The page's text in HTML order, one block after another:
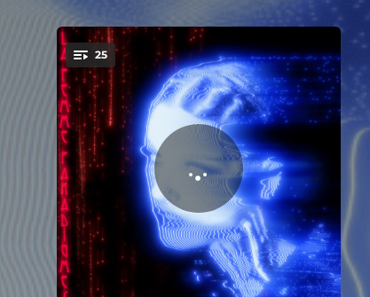
You're all set!
25